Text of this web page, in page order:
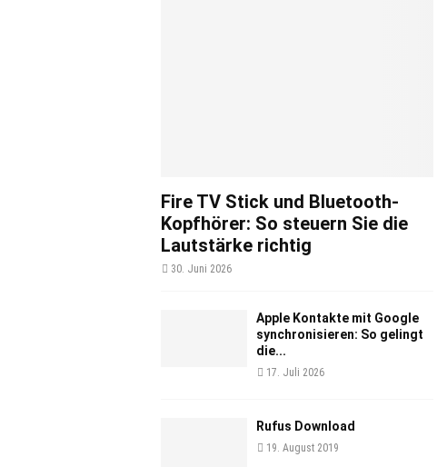
Fire TV Stick und Bluetooth-
Kopfhörer: So steuern Sie die
Lautstärke richtig
30. Juni 2026
Apple Kontakte mit Google
synchronisieren: So gelingt
die...
17. Juli 2026
Rufus Download
19. August 2019